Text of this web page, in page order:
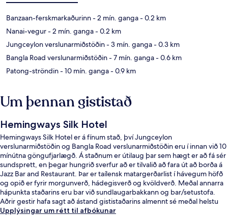
Banzaan-ferskmarkaðurinn- 2 mín. ganga- 0.2 km
Nanai-vegur- 2 mín. ganga- 0.2 km
Jungceylon verslunarmiðstöðin- 3 mín. ganga- 0.3 km
Bangla Road verslunarmiðstöðin- 7 mín. ganga- 0.6 km
Patong-ströndin- 10 mín. ganga- 0.9 km
Um þennan gististað
Hemingways Silk Hotel
Hemingways Silk Hotel er á fínum stað, því Jungceylon
verslunarmiðstöðin og Bangla Road verslunarmiðstöðin eru í innan við 10
mínútna göngufjarlægð. Á staðnum er útilaug þar sem hægt er að fá sér
sundsprett, en þegar hungrið sverfur að er tilvalið að fara út að borða á
Jazz Bar and Restaurant. Þar er taílensk matargerðarlist í hávegum höfð
og opið er fyrir morgunverð, hádegisverð og kvöldverð. Meðal annarra
hápunkta staðarins eru bar við sundlaugarbakkann og bar/setustofa.
Aðrir gestir hafa sagt að ástand gististaðarins almennt sé meðal helstu
kosta gististaðarins.
Upplýsingar um rétt til afbókunar